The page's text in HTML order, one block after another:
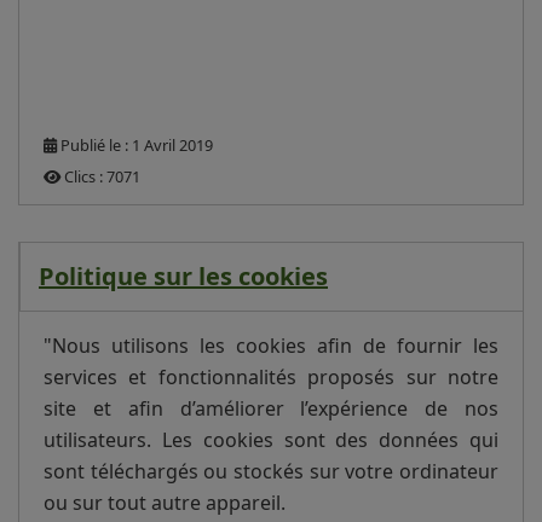
Publié le : 1 Avril 2019
Clics : 7071
Politique sur les cookies
"Nous utilisons les cookies afin de fournir les
services et fonctionnalités proposés sur notre
site et afin d’améliorer l’expérience de nos
utilisateurs. Les cookies sont des données qui
sont téléchargés ou stockés sur votre ordinateur
ou sur tout autre appareil.